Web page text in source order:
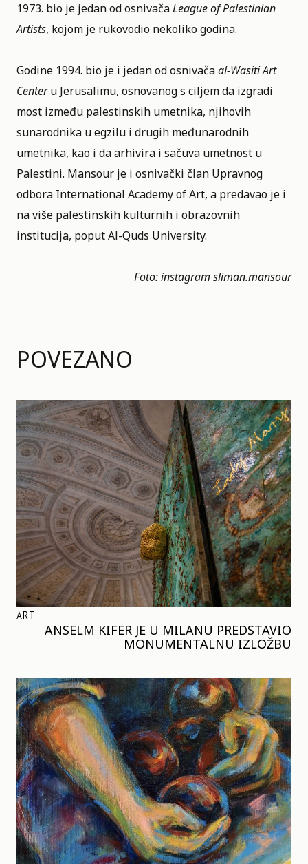
POVEZANO
ART
ANSELM KIFER JE U MILANU PREDSTAVIO
MONUMENTALNU IZLOŽBU
1973. bio je jedan od osnivačaLeague of Palestinian
Artists, kojom je rukovodio nekoliko godina.
Godine 1994. bio je i jedan od osnivačaal-Wasiti Art
Centeru Jerusalimu, osnovanog s ciljem da izgradi
most između palestinskih umetnika, njihovih
sunarodnika u egzilu i drugih međunarodnih
umetnika, kao i da arhivira i sačuva umetnost u
Palestini. Mansour je i osnivački član Upravnog
odbora International Academy of Art, a predavao je i
na više palestinskih kulturnih i obrazovnih
institucija, poput Al-Quds University.
Foto: instagram sliman.mansour